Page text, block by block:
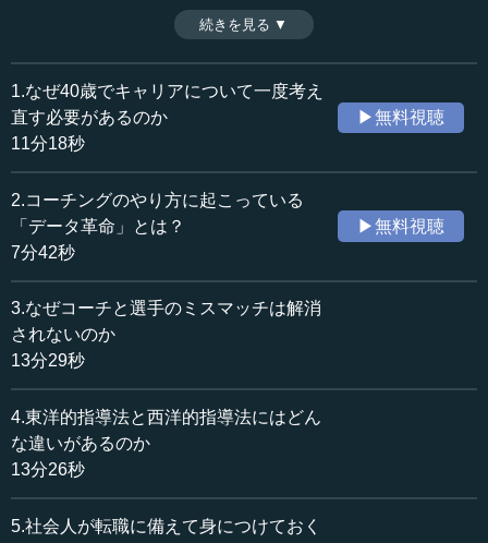
導法に転換しさえすればいいのかといえば、そう簡単な話
でもないから厄介だ。これからの指導者、管理職が意識す
べきポイントについて、スポーツ、ビジネスの両面から迫
る。（全7話中第4話）
※インタビュアー：川上達史（テンミニッツTV編集長）
収録日：2020年9月14日
追加日：2020年12月8日
カテゴリー：
社会・福祉
教育
キャリア・自分史
≪全文≫
―― 為末さんにお訊きしたいのが、先ほどおっしゃった
コーチを選ぶやり方は、アメリカとかイギリスなどのヨー
ロッパの話で、日本とは違うという点についてです。日本
は企業スポーツの伝統もあるからだと思うのですが、例え
ば陸上でもいくつか陸上が得意そうな企業名があって、そ
こに入社して、そこのコーチに付いてということになりま
すよね。日本で移動が難しいのは、なぜなのでしょうか。
例えば、A社のコーチに付いたけれど、どうもB社のコーチ
のほうが自分の特性には合っていそうだと、後で分かった
続きを見る ▼
1.なぜ40歳でキャリアについて一度考え
直す必要があるのか
11分18秒
▶無料視聴
2.コーチングのやり方に起こっている
「データ革命」とは？
7分42秒
▶無料視聴
3.なぜコーチと選手のミスマッチは解消
されないのか
13分29秒
4.東洋的指導法と西洋的指導法にはどん
な違いがあるのか
13分26秒
5.社会人が転職に備えて身につけておく